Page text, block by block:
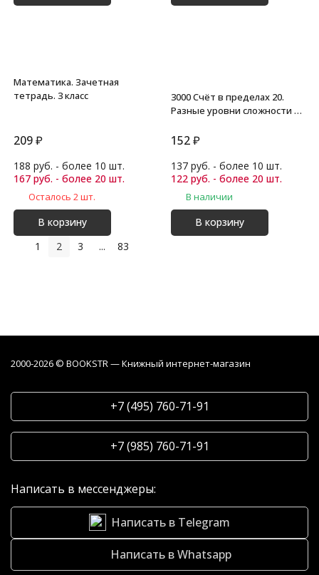
Математика. Зачетная
тетрадь. 3 класс
209₽
188 руб. - более 10 шт.
167 руб. - более 20 шт.
Осталось 2 шт.
В корзину
3000 Счёт в пределах 20.
Разные уровни сложности 1
152₽
137 руб. - более 10 шт.
122 руб. - более 20 шт.
В наличии
В корзину
1
2 3 ... 83
2000-2026 © BOOKSTR — Книжный интернет-магазин
+7 (495) 760-71-91
+7 (985) 760-71-91
Написать в мессенджеры:
Написать в Telegram
Написать в Whatsapp